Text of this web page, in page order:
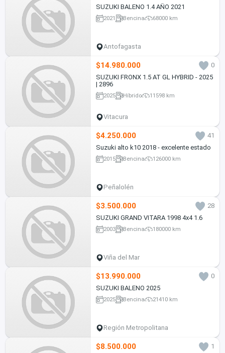
SUZUKI BALENO 1.4 AÑO 2021
2021 Bencina 68000 km
Antofagasta
$14.980.000
0
SUZUKI FRONX 1.5 AT GL HYBRID - 2025
| 2896
2025 Híbrido 11598 km
Vitacura
$4.250.000
41
Suzuki alto k10 2018 - excelente estado
2015 Bencina 126000 km
Peñalolén
$3.500.000
28
SUZUKI GRAND VITARA 1998 4x4 1.6
2003 Bencina 180000 km
Viña del Mar
$13.990.000
0
SUZUKI BALENO 2025
2025 Bencina 21410 km
Región Metropolitana
$8.500.000
1